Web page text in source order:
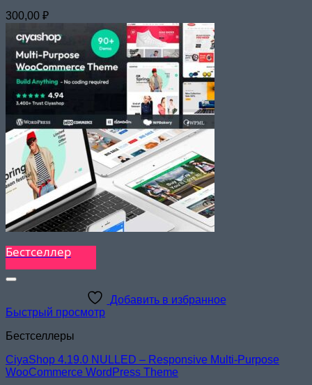
300,00 ₽
Бестселлер
Добавить в избранное
Быстрый просмотр
Бестселлеры
CiyaShop 4.19.0 NULLED – Responsive Multi-Purpose
WooCommerce WordPress Theme